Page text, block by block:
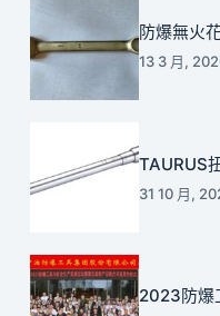
防爆無火
13 3 月,
TAURUS
31 10 月,
2023防爆